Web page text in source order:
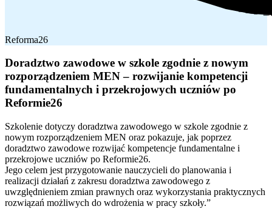
Reforma26
Doradztwo zawodowe w szkole zgodnie z nowym
rozporządzeniem MEN – rozwijanie kompetencji
fundamentalnych i przekrojowych uczniów po
Reformie26
Szkolenie dotyczy doradztwa zawodowego w szkole zgodnie z
nowym rozporządzeniem MEN oraz pokazuje, jak poprzez
doradztwo zawodowe rozwijać kompetencje fundamentalne i
przekrojowe uczniów po Reformie26.
Jego celem jest przygotowanie nauczycieli do planowania i
realizacji działań z zakresu doradztwa zawodowego z
uwzględnieniem zmian prawnych oraz wykorzystania praktycznych
rozwiązań możliwych do wdrożenia w pracy szkoły.”